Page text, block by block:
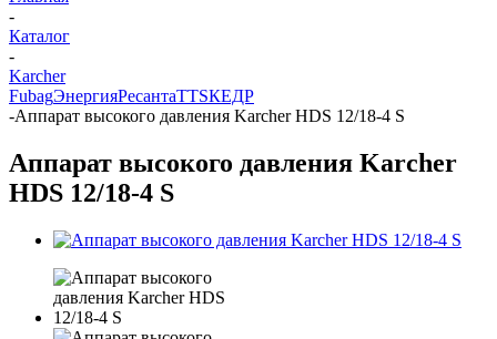
-
Каталог
-
Karcher
FubagЭнергияРесантаTTSКЕДР
-Аппарат высокого давления Karcher HDS 12/18-4 S
Аппарат высокого давления Karcher
HDS 12/18-4 S